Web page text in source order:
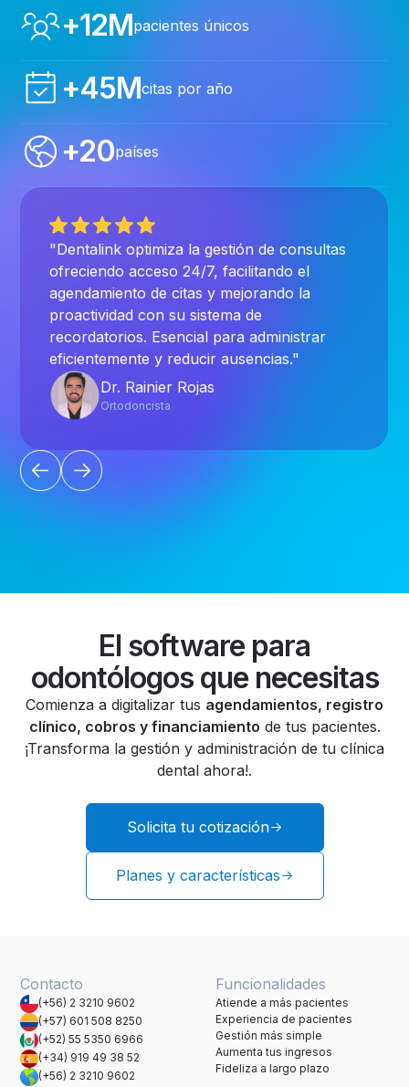
+12Mpacientes únicos
+45Mcitas por año
+20países
"Dentalink optimiza la gestión de consultas
ofreciendo acceso 24/7, facilitando el
agendamiento de citas y mejorando la
proactividad con su sistema de
recordatorios. Esencial para administrar
eficientemente y reducir ausencias."
Dr. Rainier Rojas
Ortodoncista
El software para
odontólogos que necesitas
Comienza a digitalizar tus agendamientos, registro
clínico, cobros y financiamiento de tus pacientes.
¡Transforma la gestión y administración de tu clínica
dental ahora!.
Solicita tu cotización
Planes y características
Contacto
(+56) 2 3210 9602
(+57) 601 508 8250
(+52) 55 5350 6966
(+34) 919 49 38 52
(+56) 2 3210 9602
Funcionalidades
Atiende a más pacientes
Experiencia de pacientes
Gestión más simple
Aumenta tus ingresos
Fideliza a largo plazo